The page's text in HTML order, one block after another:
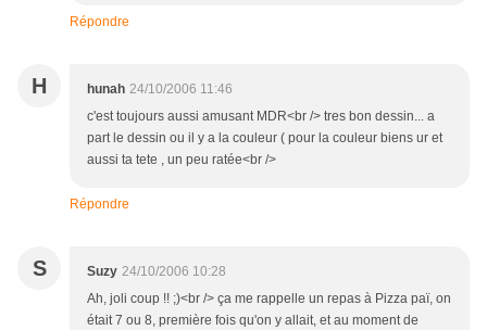
Répondre
H hunah 24/10/2006 11:46
c'est toujours aussi amusant MDR<br /> tres bon dessin... a
part le dessin ou il y a la couleur ( pour la couleur biens ur et
aussi ta tete , un peu ratée<br />
Répondre
S Suzy 24/10/2006 10:28
Ah, joli coup !! ;)<br /> ça me rappelle un repas à Pizza paï, on
était 7 ou 8, première fois qu'on y allait, et au moment de